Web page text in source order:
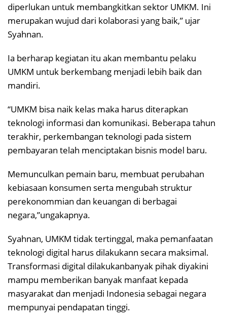
diperlukan untuk membangkitkan sektor UMKM. Ini
merupakan wujud dari kolaborasi yang baik,” ujar
Syahnan.
Ia berharap kegiatan itu akan membantu pelaku
UMKM untuk berkembang menjadi lebih baik dan
mandiri.
“UMKM bisa naik kelas maka harus diterapkan
teknologi informasi dan komunikasi. Beberapa tahun
terakhir, perkembangan teknologi pada sistem
pembayaran telah menciptakan bisnis model baru.
Memunculkan pemain baru, membuat perubahan
kebiasaan konsumen serta mengubah struktur
perekonommian dan keuangan di berbagai
negara,”ungakapnya.
Syahnan, UMKM tidak tertinggal, maka pemanfaatan
teknologi digital harus dilakukann secara maksimal.
Transformasi digital dilakukanbanyak pihak diyakini
mampu memberikan banyak manfaat kepada
masyarakat dan menjadi Indonesia sebagai negara
mempunyai pendapatan tinggi.